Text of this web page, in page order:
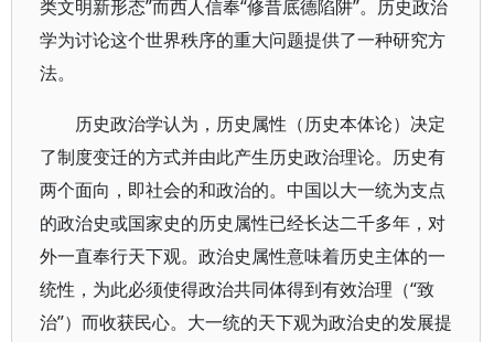
类文明新形态”而西人信奉“修昔底德陷阱”。历史政治
学为讨论这个世界秩序的重大问题提供了一种研究方
法。
历史政治学认为，历史属性（历史本体论）决定
了制度变迁的方式并由此产生历史政治理论。历史有
两个面向，即社会的和政治的。中国以大一统为支点
的政治史或国家史的历史属性已经长达二千多年，对
外一直奉行天下观。政治史属性意味着历史主体的一
统性，为此必须使得政治共同体得到有效治理（“致
治”）而收获民心。大一统的天下观为政治史的发展提